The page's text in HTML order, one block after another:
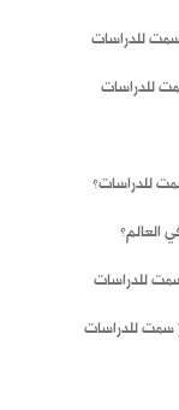
للدراسات
للدراسات
للدراسات؟
العالم؟
للدراسات
للدراسات